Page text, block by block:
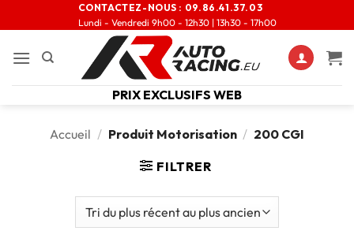
CONTACTEZ-NOUS : 09.86.41.37.03
Lundi - Vendredi 9h00 - 12h30 | 13h30 - 17h00
PRIX EXCLUSIFS WEB
Accueil / Produit Motorisation / 200 CGI
FILTRER